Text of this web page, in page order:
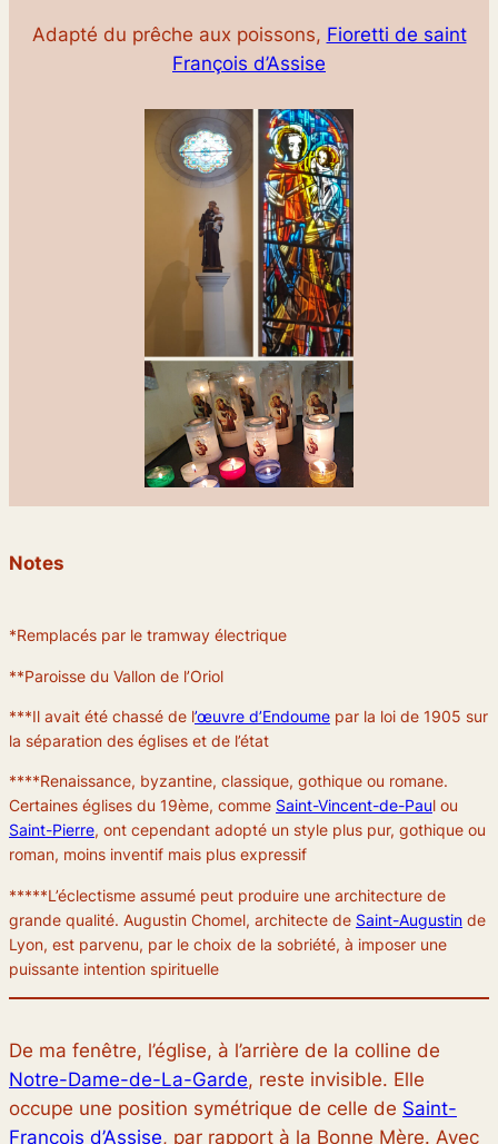
Adapté du prêche aux poissons, Fioretti de saint
François d’Assise
Notes
*Remplacés par le tramway électrique
**Paroisse du Vallon de l’Oriol
***Il avait été chassé de l’œuvre d’Endoume par la loi de 1905 sur
la séparation des églises et de l’état
****Renaissance, byzantine, classique, gothique ou romane.
Certaines églises du 19ème, comme Saint-Vincent-de-Paul ou
Saint-Pierre, ont cependant adopté un style plus pur, gothique ou
roman, moins inventif mais plus expressif
*****L’éclectisme assumé peut produire une architecture de
grande qualité. Augustin Chomel, architecte de Saint-Augustin de
Lyon, est parvenu, par le choix de la sobriété, à imposer une
puissante intention spirituelle
De ma fenêtre, l’église, à l’arrière de la colline de
Notre-Dame-de-La-Garde, reste invisible. Elle
occupe une position symétrique de celle de Saint-
François d’Assise, par rapport à la Bonne Mère. Avec